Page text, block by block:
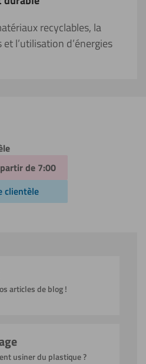
recyclables, la
l’utilisation d’énergies
de 7:00
clientèle
articles de blog !
usiner du plastique ?